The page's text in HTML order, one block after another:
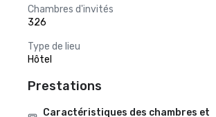
Chambres d'invités
326
Type de lieu
Hôtel
Prestations
Caractéristiques des chambres et